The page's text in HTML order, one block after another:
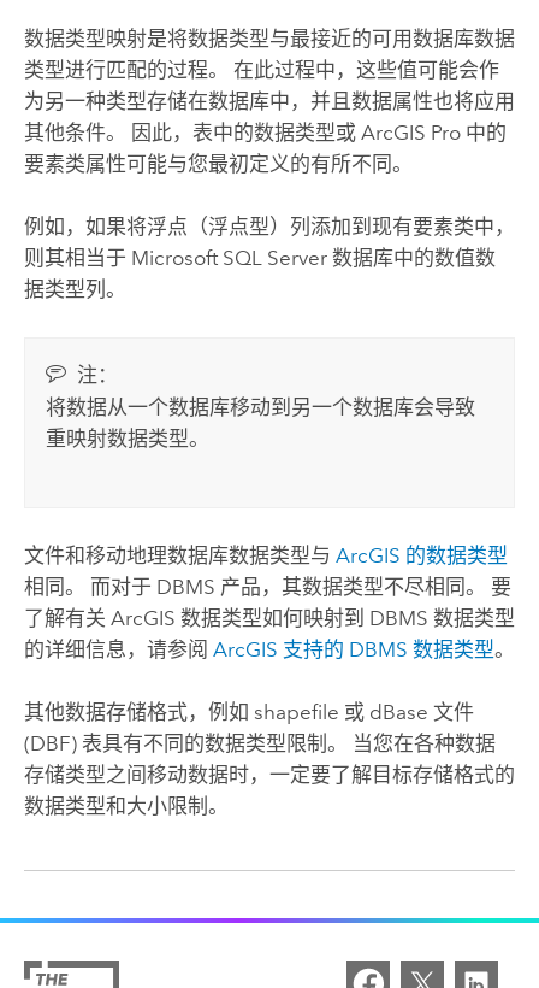
数据类型映射是将数据类型与最接近的可用数据库数据
类型进行匹配的过程。 在此过程中，这些值可能会作
为另一种类型存储在数据库中，并且数据属性也将应用
其他条件。 因此，表中的数据类型或 ArcGIS Pro中的
要素类属性可能与您最初定义的有所不同。
例如，如果将浮点（浮点型）列添加到现有要素类中，
则其相当于 Microsoft SQL Server数据库中的数值数
据类型列。
注：
将数据从一个数据库移动到另一个数据库会导致
重映射数据类型。
文件和移动地理数据库数据类型与 ArcGIS 的数据类型
相同。 而对于 DBMS 产品，其数据类型不尽相同。 要
了解有关 ArcGIS 数据类型如何映射到 DBMS 数据类型
的详细信息，请参阅 ArcGIS 支持的 DBMS 数据类型。
其他数据存储格式，例如 shapefile 或 dBase 文件
(DBF) 表具有不同的数据类型限制。 当您在各种数据
存储类型之间移动数据时，一定要了解目标存储格式的
数据类型和大小限制。